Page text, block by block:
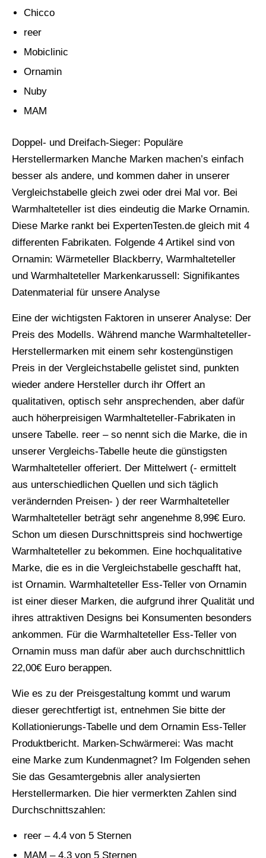
Chicco
reer
Mobiclinic
Ornamin
Nuby
MAM
Doppel- und Dreifach-Sieger: Populäre
Herstellermarken Manche Marken machen’s einfach
besser als andere, und kommen daher in unserer
Vergleichstabelle gleich zwei oder drei Mal vor. Bei
Warmhalteteller ist dies eindeutig die Marke Ornamin.
Diese Marke rankt bei ExpertenTesten.de gleich mit 4
differenten Fabrikaten. Folgende 4 Artikel sind von
Ornamin: Wärmeteller Blackberry, Warmhalteteller
und Warmhalteteller Markenkarussell: Signifikantes
Datenmaterial für unsere Analyse
Eine der wichtigsten Faktoren in unserer Analyse: Der
Preis des Modells. Während manche Warmhalteteller-
Herstellermarken mit einem sehr kostengünstigen
Preis in der Vergleichstabelle gelistet sind, punkten
wieder andere Hersteller durch ihr Offert an
qualitativen, optisch sehr ansprechenden, aber dafür
auch höherpreisigen Warmhalteteller-Fabrikaten in
unsere Tabelle. reer – so nennt sich die Marke, die in
unserer Vergleichs-Tabelle heute die günstigsten
Warmhalteteller offeriert. Der Mittelwert (- ermittelt
aus unterschiedlichen Quellen und sich täglich
verändernden Preisen- ) der reer Warmhalteteller
Warmhalteteller beträgt sehr angenehme 8,99€ Euro.
Schon um diesen Durschnittspreis sind hochwertige
Warmhalteteller zu bekommen. Eine hochqualitative
Marke, die es in die Vergleichstabelle geschafft hat,
ist Ornamin. Warmhalteteller Ess-Teller von Ornamin
ist einer dieser Marken, die aufgrund ihrer Qualität und
ihres attraktiven Designs bei Konsumenten besonders
ankommen. Für die Warmhalteteller Ess-Teller von
Ornamin muss man dafür aber auch durchschnittlich
22,00€ Euro berappen.
Wie es zu der Preisgestaltung kommt und warum
dieser gerechtfertigt ist, entnehmen Sie bitte der
Kollationierungs-Tabelle und dem Ornamin Ess-Teller
Produktbericht. Marken-Schwärmerei: Was macht
eine Marke zum Kundenmagnet? Im Folgenden sehen
Sie das Gesamtergebnis aller analysierten
Herstellermarken. Die hier vermerkten Zahlen sind
Durchschnittszahlen:
reer – 4.4 von 5 Sternen
MAM – 4.3 von 5 Sternen